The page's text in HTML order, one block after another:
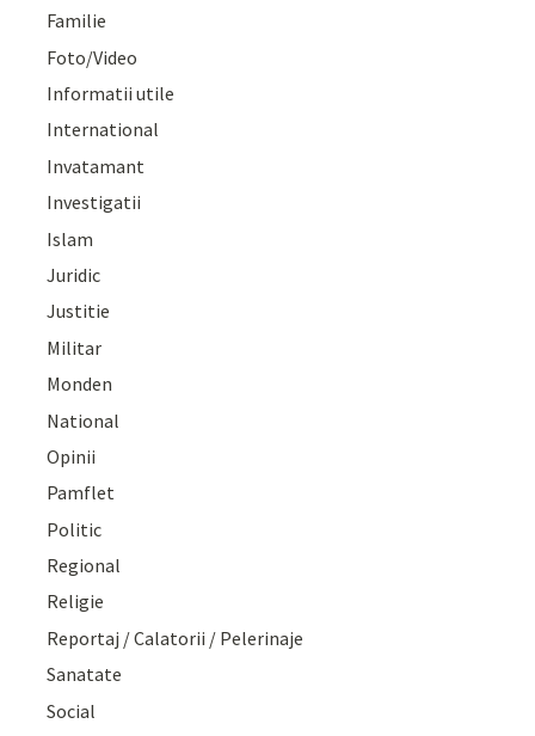
Familie
Foto/Video
Informatii utile
International
Invatamant
Investigatii
Islam
Juridic
Justitie
Militar
Monden
National
Opinii
Pamflet
Politic
Regional
Religie
Reportaj / Calatorii / Pelerinaje
Sanatate
Social